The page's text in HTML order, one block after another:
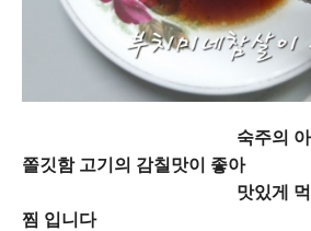
숙주의
쫄깃함 고기의 감칠맛이 좋아
맛있게 먹은 소고
찜 입니다